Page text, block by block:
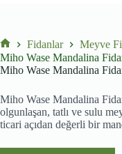
No
title
Fidanlar Meyve
Miho Wase Mandalina
Miho Wase Mandalina
Miho Wase Mandalina
olgunlaşan, tatlı ve sulu
ticari açıdan değerli bir